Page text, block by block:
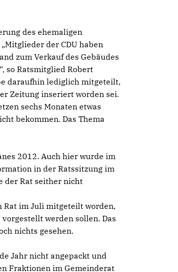
des ehemaligen
der CDU haben
zum Verkauf des Gebäudes
so Ratsmitglied Robert
daraufhin lediglich mitgeteilt,
Zeitung inseriert worden sei.
sechs Monaten etwas
bekommen. Das Thema
2012. Auch hier wurde im
in der Ratssitzung im
der Rat seither nicht
Rat im Juli mitgeteilt worden,
werden sollen. Das
nichts gesehen.
Jahr nicht angepackt und
Fraktionen im Gemeinderat